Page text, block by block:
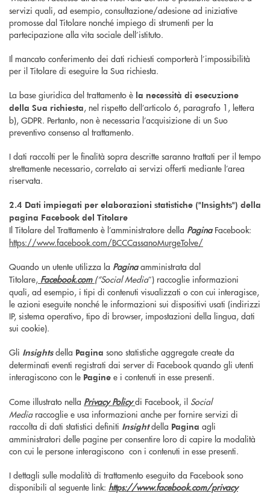
servizi quali, ad esempio, consultazione/adesione ad iniziative
promosse dal Titolare nonché impiego di strumenti per la
partecipazione alla vita sociale dell’istituto.
Il mancato conferimento dei dati richiesti comporterà l’impossibilità
per il Titolare di eseguire la Sua richiesta.
La base giuridica del trattamento è la necessità di esecuzione
della Sua richiesta, nel rispetto dell’articolo 6, paragrafo 1, lettera
b), GDPR. Pertanto, non è necessaria l’acquisizione di un Suo
preventivo consenso al trattamento.
I dati raccolti per le finalità sopra descritte saranno trattati per il tempo
strettamente necessario, correlato ai servizi offerti mediante l’area
riservata.
2.4 Dati impiegati per elaborazioni statistiche ("Insights") della
pagina Facebook del Titolare
Il Titolare del Trattamento è l’amministratore della PaginaFacebook:
https://www.facebook.com/BCCCassanoMurgeTolve/
Quando un utente utilizza la Paginaamministrata dal
Titolare, Facebook.com (“Social Media”) raccoglie informazioni
quali, ad esempio, i tipi di contenuti visualizzati o con cui interagisce,
le azioni eseguite nonché le informazioni sui dispositivi usati (indirizzi
IP, sistema operativo, tipo di browser, impostazioni della lingua, dati
sui cookie).
Gli Insights della Pagina sono statistiche aggregate create da
determinati eventi registrati dai server di Facebook quando gli utenti
interagiscono con le Pagine e i contenuti in esse presenti.
Come illustrato nella Privacy Policy di Facebook, il Social
Mediaraccoglie e usa informazioni anche per fornire servizi di
raccolta di dati statistici definiti Insight della Pagina agli
amministratori delle pagine per consentire loro di capire la modalità
con cui le persone interagiscono con i contenuti in esse presenti.
I dettagli sulle modalità di trattamento eseguito da Facebook sono
disponibili al seguente link: https://www.facebook.com/privacy